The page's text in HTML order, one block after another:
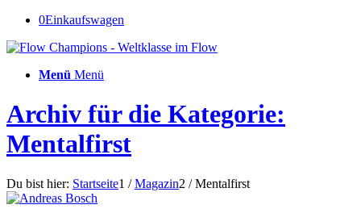
0Einkaufswagen
Menü Menü
Archiv für die Kategorie:
Mentalfirst
Du bist hier: Startseite1 / Magazin2 / Mentalfirst